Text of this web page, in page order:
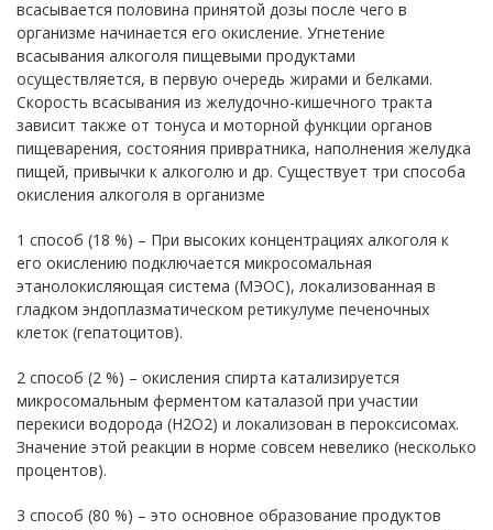
всасывается половина принятой дозы после чего в
организме начинается его окисление. Угнетение
всасывания алкоголя пищевыми продуктами
осуществляется, в первую очередь жирами и белками.
Скорость всасывания из желудочно-кишечного тракта
зависит также от тонуса и моторной функции органов
пищеварения, состояния привратника, наполнения желудка
пищей, привычки к алкоголю и др. Существует три способа
окисления алкоголя в организме
1 способ (18 %) – При высоких концентрациях алкоголя к
его окислению подключается микросомальная
этанолокисляющая система (МЭОС), локализованная в
гладком эндоплазматическом ретикулуме печеночных
клеток (гепатоцитов).
2 способ (2 %) – окисления спирта катализируется
микросомальным ферментом каталазой при участии
перекиси водорода (Н2O2) и локализован в пероксисомах.
Значение этой реакции в норме совсем невелико (несколько
процентов).
3 способ (80 %) – это основное образование продуктов